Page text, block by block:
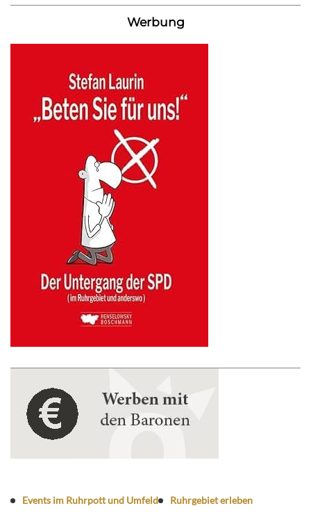
Werbung
Events im Ruhrpott und Umfeld Ruhrgebiet erleben